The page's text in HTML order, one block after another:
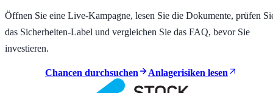
Öffnen Sie eine Live-Kampagne, lesen Sie die Dokumente, prüfen
das Sicherheiten-Label und vergleichen Sie das FAQ, bevor Sie
investieren.
Chancen durchsuchen Anlagerisiken lesen